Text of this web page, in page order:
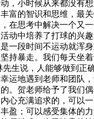
，小时候从来都没有
富的智识和思维，最
在思考中解决一个又
动中培养了打球的兴
一段时间不运动就浑
持暴走。我们每天坐
说，人能够做到正确
运地遇到老师和团队
。贺老师给予了我们
心充满追求的，可以
盈；可以感受集体的